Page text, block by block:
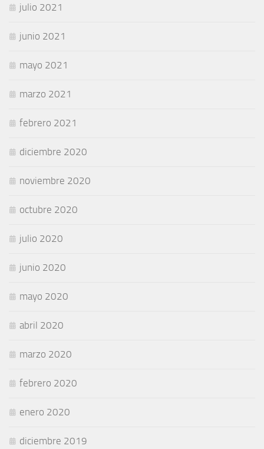
julio 2021
junio 2021
mayo 2021
marzo 2021
febrero 2021
diciembre 2020
noviembre 2020
octubre 2020
julio 2020
junio 2020
mayo 2020
abril 2020
marzo 2020
febrero 2020
enero 2020
diciembre 2019